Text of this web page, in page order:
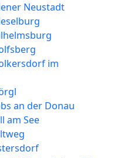
Neustadt
im
an der Donau
am See